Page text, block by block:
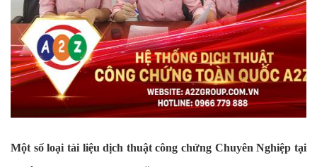
Một số loại tài liệu dịch thuật công chứng Chuyên Nghiệp tại